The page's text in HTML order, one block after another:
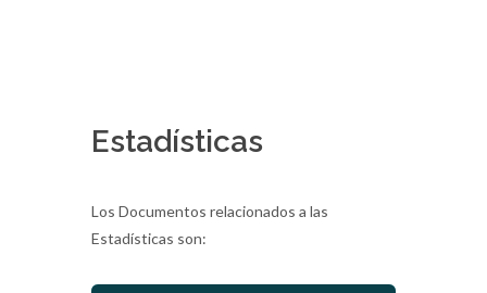
Estadísticas
Los Documentos relacionados a las
Estadísticas son: